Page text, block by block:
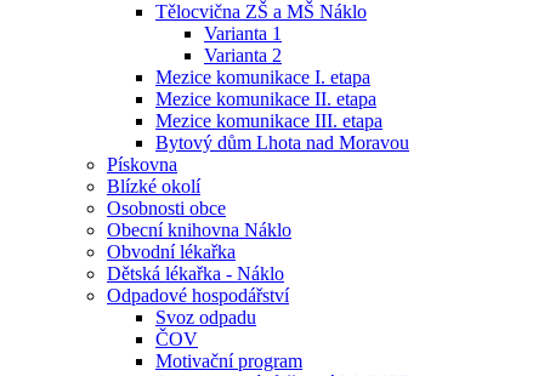
Tělocvična ZŠ a MŠ Náklo
Varianta 1
Varianta 2
Mezice komunikace I. etapa
Mezice komunikace II. etapa
Mezice komunikace III. etapa
Bytový dům Lhota nad Moravou
Pískovna
Blízké okolí
Osobnosti obce
Obecní knihovna Náklo
Obvodní lékařka
Dětská lékařka - Náklo
Odpadové hospodářství
Svoz odpadu
ČOV
Motivační program